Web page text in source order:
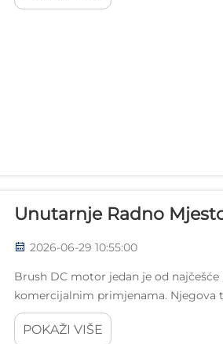
Unutarnje Radno
2026-06-29 10:55:00
Brush DC motor jedan je od
komercijalnim primjenama. Njegova
jednostavnosti kontrole brzine i
POKAŽI VIŠE